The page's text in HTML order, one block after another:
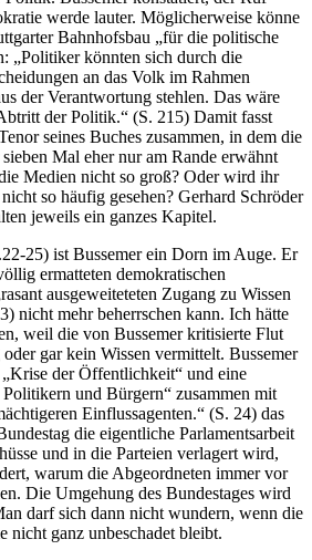
werde lauter. Möglicherweise könne
Bahnhofsbau „für die politische
„Politiker könnten sich durch die
an das Volk im Rahmen
der Verantwortung stehlen. Das wäre
der Politik.“ (S. 215) Damit fasst
seines Buches zusammen, in dem die
Mal eher nur am Rande erwähnt
Medien nicht so groß? Oder wird ihr
so häufig gesehen? Gerhard Schröder
jeweils ein ganzes Kapitel.
25) ist Bussemer ein Dorn im Auge. Er
ermatteten demokratischen
ausgeweiteteten Zugang zu Wissen
nicht mehr beherrschen kann. Ich hätte
weil die von Bussemer kritisierte Flut
gar kein Wissen vermittelt. Bussemer
der Öffentlichkeit“ und eine
und Bürgern“ zusammen mit
Einflussagenten.“ (S. 24) das
die eigentliche Parlamentsarbeit
und in die Parteien verlagert wird,
warum die Abgeordneten immer vor
Die Umgehung des Bundestages wird
darf sich dann nicht wundern, wenn die
nicht ganz unbeschadet bleibt.